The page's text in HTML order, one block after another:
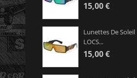
15,00 €
Lunettes De Soleil
LOCS...
15,00 €